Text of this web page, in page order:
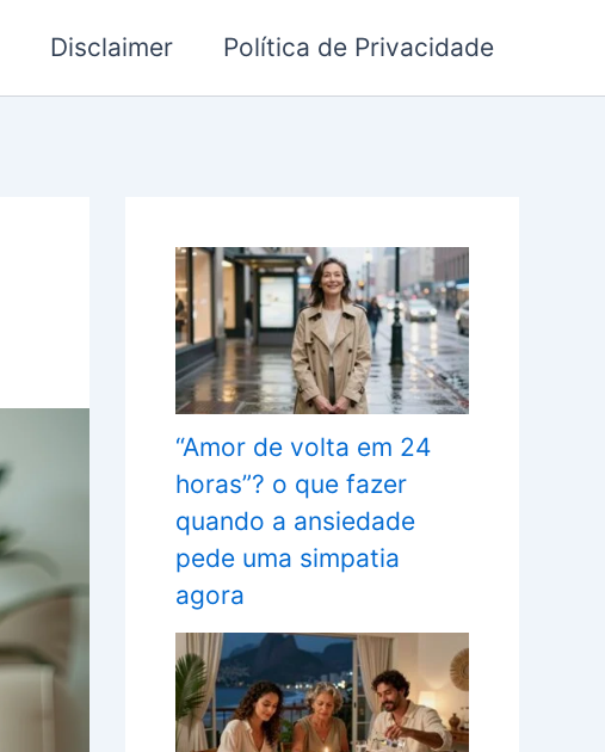
Disclaimer Política de Privacidade
“Amor de volta em 24
horas”? o que fazer
quando a ansiedade
pede uma simpatia
agora